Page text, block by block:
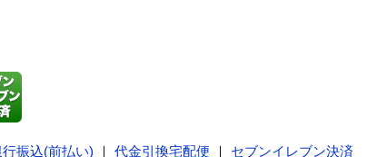
行振込(前払い) 代金引換宅配便
セブンイレブン決済